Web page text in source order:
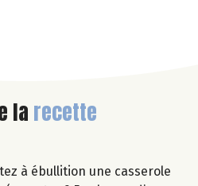
larecette
à ébullition une casserole